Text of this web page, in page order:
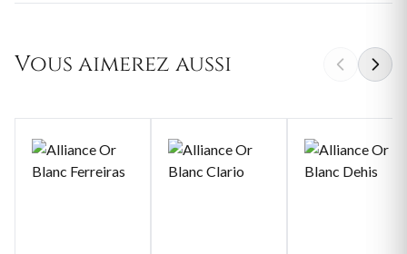
Vous aimerez aussi